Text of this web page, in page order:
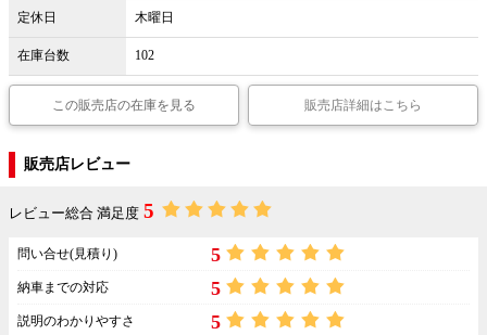
定休日 木曜日
在庫台数 102
この販売店の在庫を見る 販売店詳細はこちら
販売店レビュー
レビュー総合 満足度 5
問い合せ(見積り) 5
納車までの対応 5
説明のわかりやすさ 5